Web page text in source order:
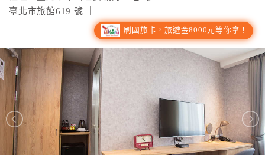
行
台
灣
訂
房
臺北市旅館619 號 ｜
刷國旅卡，旅遊金8000元等你拿！